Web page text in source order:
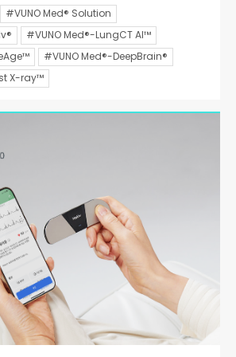
#VUNO Med® Solution
#VUNO Med®-LungCT AI™
#VUNO Med®-DeepBrain®
X-ray™